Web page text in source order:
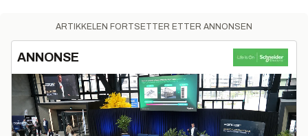
ARTIKKELEN FORTSETTER ETTER ANNONSEN
ANNONSE